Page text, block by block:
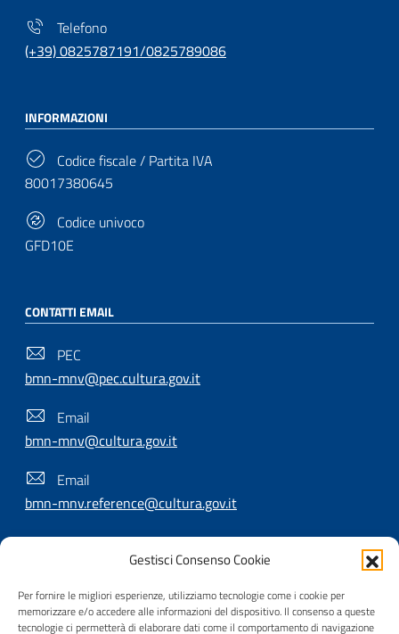
Gestisci Consenso Cookie
Per fornire le migliori esperienze, utilizziamo tecnologie come i cookie per
memorizzare e/o accedere alle informazioni del dispositivo. Il consenso a queste
tecnologie ci permetterà di elaborare dati come il comportamento di navigazione
Telefono
(+39) 0825787191/0825789086
INFORMAZIONI
Codice fiscale / Partita IVA
80017380645
Codice univoco
GFD10E
CONTATTI EMAIL
PEC
bmn-mnv@pec.cultura.gov.it
Email
bmn-mnv@cultura.gov.it
Email
bmn-mnv.reference@cultura.gov.it